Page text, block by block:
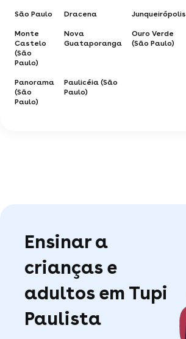
São Paulo Dracena Junqueirópolis
Monte
Castelo
(São
Paulo)
Nova
Guataporanga
Ouro Verde
(São Paulo)
Panorama
(São
Paulo)
Paulicéia (São
Paulo)
Ensinar a
crianças e
adultos em Tupi
Paulista